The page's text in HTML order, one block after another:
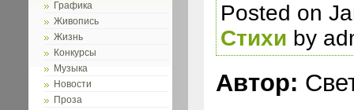
Графика
Живопись
Жизнь
Конкурсы
Музыка
Новости
Проза
Posted on
Стихи by
Автор: